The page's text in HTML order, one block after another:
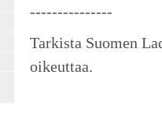
---------------
Tarkista Suomen
oikeuttaa.